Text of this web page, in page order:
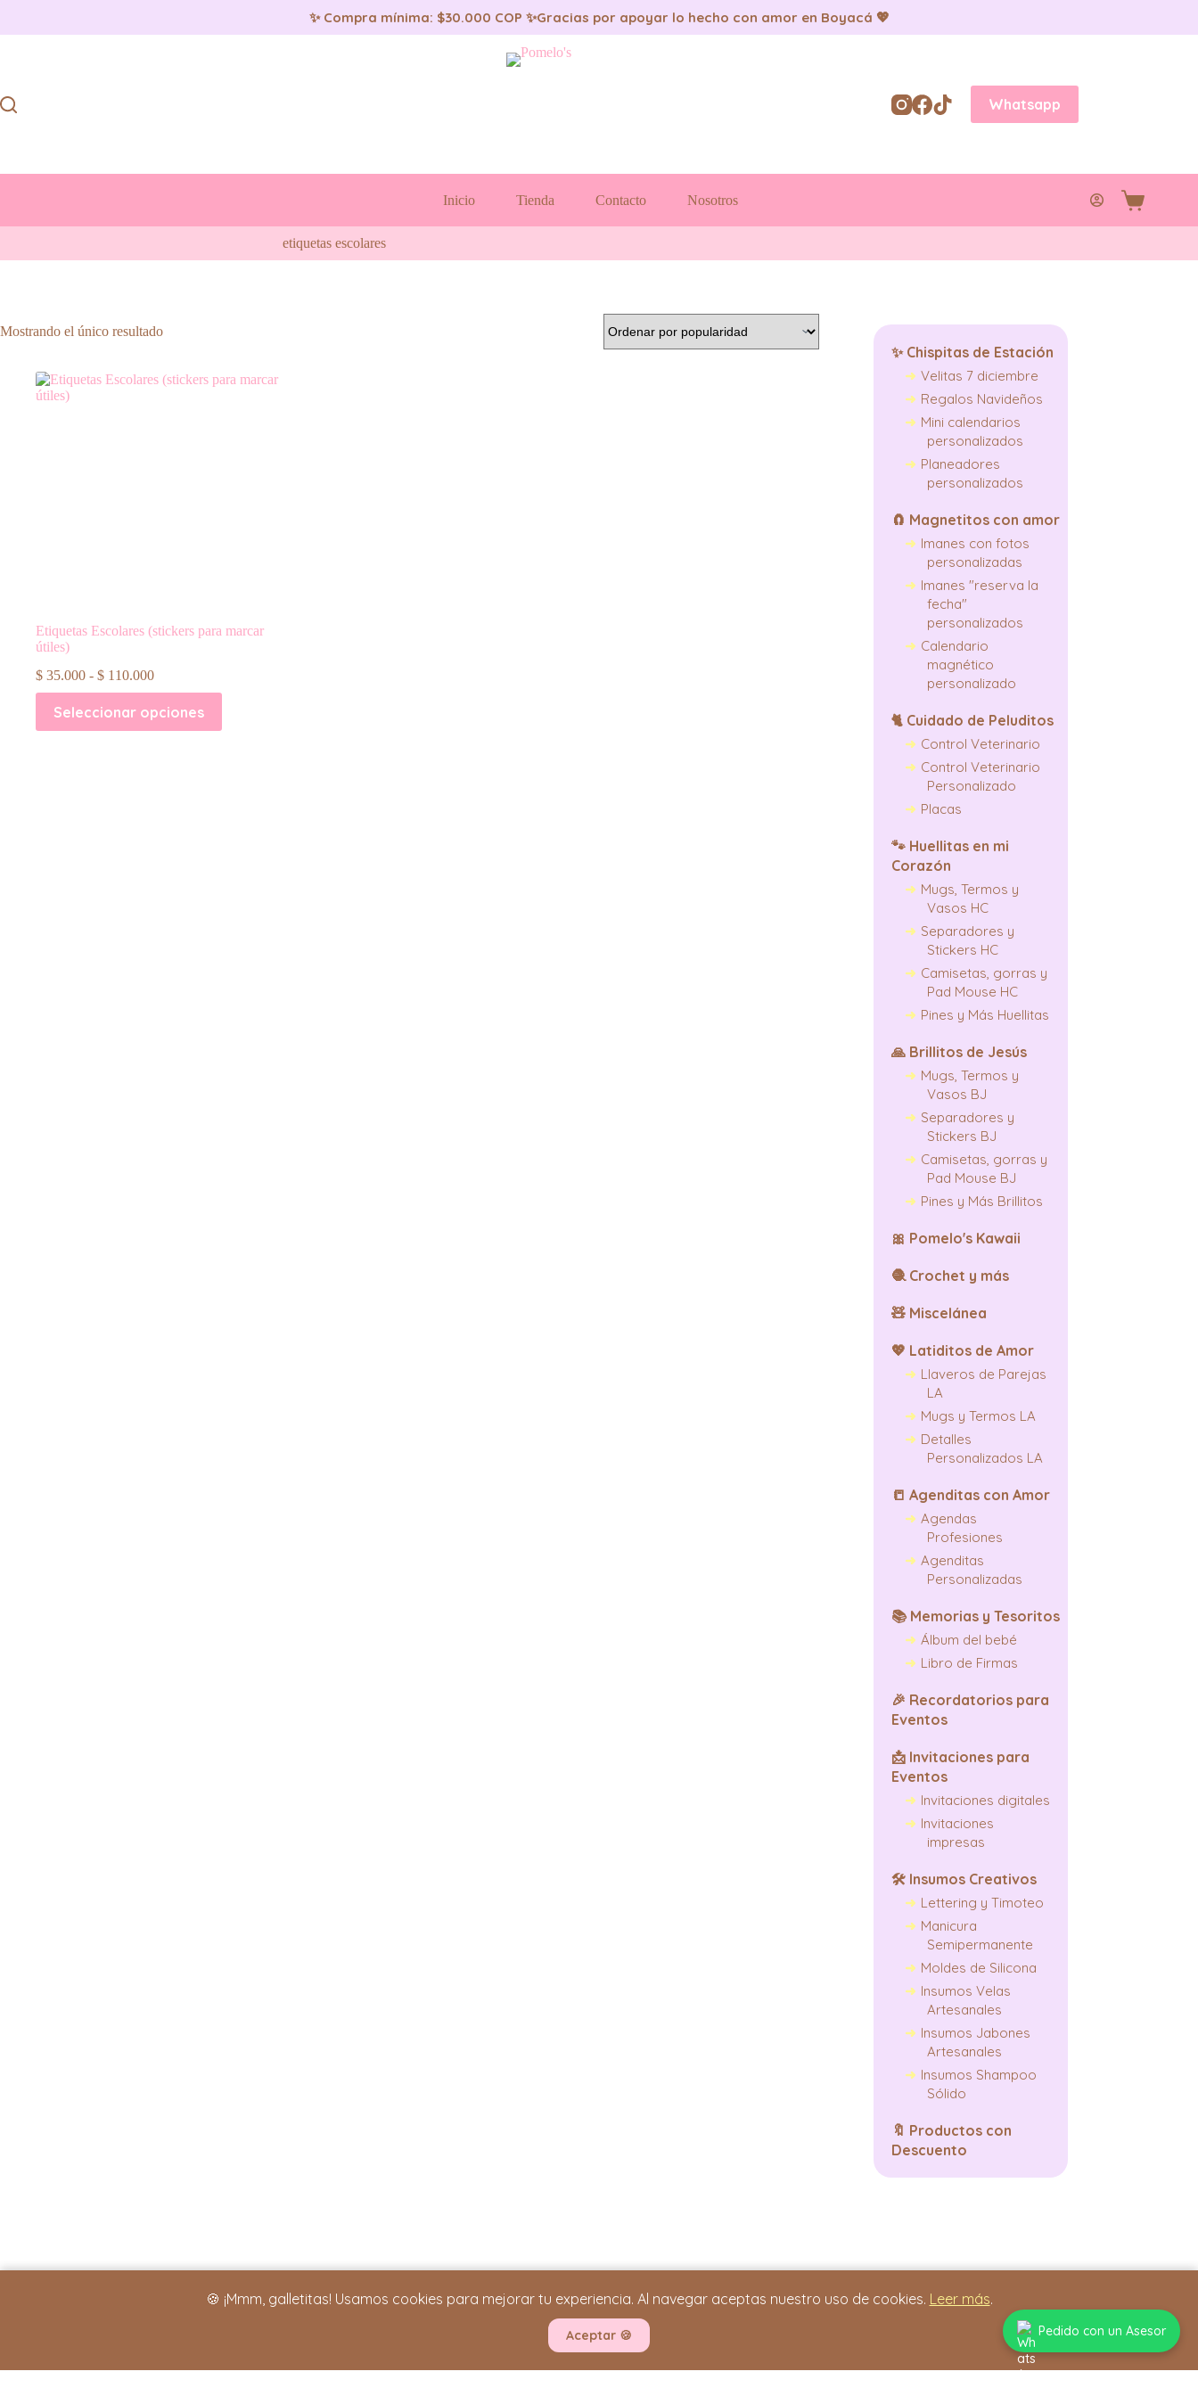
✨ Compra mínima: $30.000 COP ✨Gracias por apoyar lo hecho con amor en Boyacá 💖
Whatsapp
Inicio Tienda Contacto Nosotros
Carro
etiquetas escolares
Mostrando el único resultado
Etiquetas Escolares (stickers para marcar
útiles)
$ 35.000 - $ 110.000Rango
de
precios:
desde
Seleccionar opciones
Este
producto
tiene
✨ Chispitas de Estación
Velitas 7 diciembre
Regalos Navideños
Mini calendarios
personalizados
Planeadores
personalizados
🧲 Magnetitos con amor
Imanes con fotos
personalizadas
Imanes "reserva la
fecha"
personalizados
Calendario
magnético
personalizado
🐈 Cuidado de Peluditos
Control Veterinario
Control Veterinario
Personalizado
Placas
🐾 Huellitas en mi
Corazón
Mugs, Termos y
Vasos HC
Separadores y
Stickers HC
Camisetas, gorras y
Pad Mouse HC
Pines y Más Huellitas
🙏 Brillitos de Jesús
Mugs, Termos y
Vasos BJ
Separadores y
Stickers BJ
Camisetas, gorras y
Pad Mouse BJ
Pines y Más Brillitos
🎀 Pomelo's Kawaii
🧶 Crochet y más
🧸 Miscelánea
💖 Latiditos de Amor
Llaveros de Parejas
LA
Mugs y Termos LA
Detalles
Personalizados LA
📒 Agenditas con Amor
Agendas
Profesiones
Agenditas
Personalizadas
📚 Memorias y Tesoritos
Álbum del bebé
Libro de Firmas
🎉 Recordatorios para
Eventos
📩 Invitaciones para
Eventos
Invitaciones digitales
Invitaciones
impresas
🛠️ Insumos Creativos
Lettering y Timoteo
Manicura
Semipermanente
Moldes de Silicona
Insumos Velas
Artesanales
Insumos Jabones
Artesanales
Insumos Shampoo
Sólido
🔖 Productos con
Descuento
INFORMACIÓN IMPORTANTE
Términos y Condiciones
🍪 ¡Mmm, galletitas! Usamos cookies para mejorar tu experiencia. Al navegar aceptas nuestro uso de cookies. Leer más.
Aceptar 🍪 Pedido con un Asesor